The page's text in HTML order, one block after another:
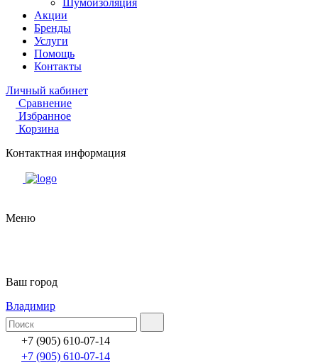
Шумоизоляция
Акции
Бренды
Услуги
Помощь
Контакты
Личный кабинет
Сравнение
Избранное
Корзина
Контактная информация
Меню
Ваш город
Владимир
+7 (905) 610-07-14
+7 (905) 610-07-14